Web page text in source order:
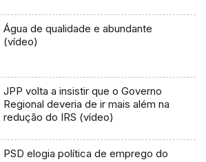
Água de qualidade e abundante
(vídeo)
JPP volta a insistir que o Governo
Regional deveria de ir mais além na
redução do IRS (vídeo)
PSD elogia política de emprego do